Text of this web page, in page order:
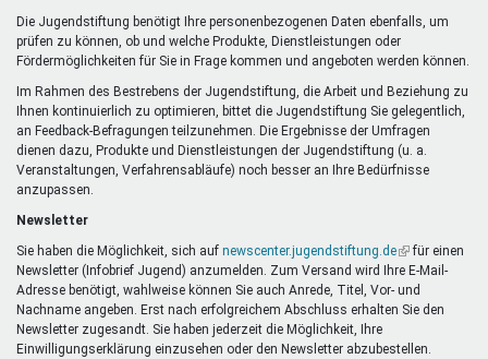
Die Jugendstiftung benötigt Ihre personenbezogenen Daten ebenfalls, um
prüfen zu können, ob und welche Produkte, Dienstleistungen oder
Fördermöglichkeiten für Sie in Frage kommen und angeboten werden können.
Im Rahmen des Bestrebens der Jugendstiftung, die Arbeit und Beziehung zu
Ihnen kontinuierlich zu optimieren, bittet die Jugendstiftung Sie gelegentlich,
an Feedback-Befragungen teilzunehmen. Die Ergebnisse der Umfragen
dienen dazu, Produkte und Dienstleistungen der Jugendstiftung (u. a.
Veranstaltungen, Verfahrensabläufe) noch besser an Ihre Bedürfnisse
anzupassen.
Newsletter
Sie haben die Möglichkeit, sich auf newscenter.jugendstiftung.de(Link
ist
extern)
für einen
Newsletter (Infobrief Jugend) anzumelden. Zum Versand wird Ihre E-Mail-
Adresse benötigt, wahlweise können Sie auch Anrede, Titel, Vor- und
Nachname angeben. Erst nach erfolgreichem Abschluss erhalten Sie den
Newsletter zugesandt. Sie haben jederzeit die Möglichkeit, Ihre
Einwilligungserklärung einzusehen oder den Newsletter abzubestellen.